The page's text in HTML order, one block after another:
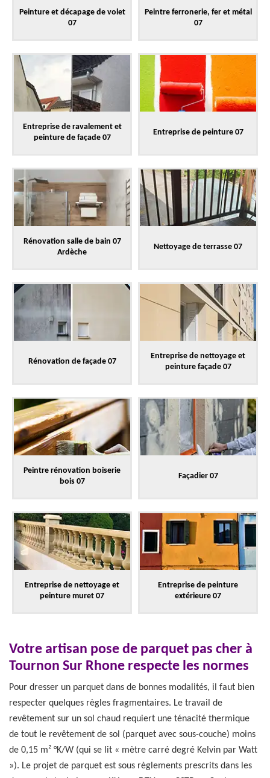
Peinture et décapage de volet
07
Peintre ferronerie, fer et métal
07
Entreprise de ravalement et
peinture de façade 07
Entreprise de peinture 07
Rénovation salle de bain 07
Ardèche
Nettoyage de terrasse 07
Rénovation de façade 07
Entreprise de nettoyage et
peinture façade 07
Peintre rénovation boiserie
bois 07
Façadier 07
Entreprise de nettoyage et
peinture muret 07
Entreprise de peinture
extérieure 07
Votre artisan pose de parquet pas cher à
Tournon Sur Rhone respecte les normes
Pour dresser un parquet dans de bonnes modalités, il faut bien
respecter quelques règles fragmentaires. Le travail de
revêtement sur un sol chaud requiert une ténacité thermique
de tout le revêtement de sol (parquet avec sous-couche) moins
de 0,15 m² °K/W (qui se lit « mètre carré degré Kelvin par Watt
»). Le projet de parquet est sous règlements prescrits dans les